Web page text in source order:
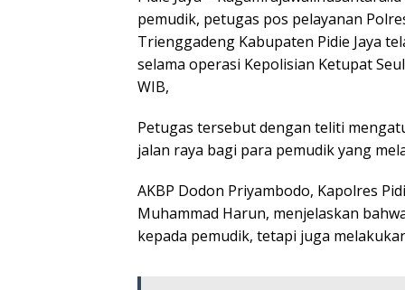
pemudik, petugas pos pelayanan
Trienggadeng Kabupaten Pidie Jaya
selama operasi Kepolisian Ketupat
WIB,
Petugas tersebut dengan teliti
jalan raya bagi para pemudik yang
AKBP Dodon Priyambodo, Kapolres
Muhammad Harun, menjelaskan
kepada pemudik, tetapi juga